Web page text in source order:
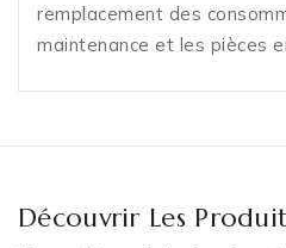
remplacement des
maintenance et les pièces
Découvrir Les